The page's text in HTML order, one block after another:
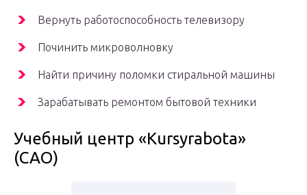
Вернуть работоспособность телевизору
Починить микроволновку
Найти причину поломки стиральной машины
Зарабатывать ремонтом бытовой техники
Учебный центр «Кursyrabota»
(САО)